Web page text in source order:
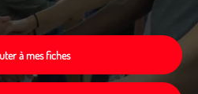
à mes fiches